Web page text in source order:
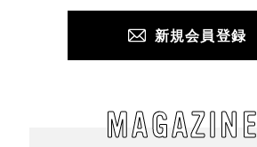
新規会員登録
MAGAZINE